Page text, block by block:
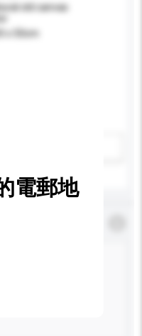
old canvas
x 50cm
電郵地